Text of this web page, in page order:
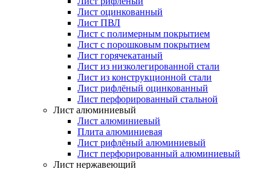
Лист оцинкованный
Лист ПВЛ
Лист с полимерным покрытием
Лист с порошковым покрытием
Лист горячекатаный
Лист из низколегированной стали
Лист из конструкционной стали
Лист рифлёный оцинкованный
Лист перфорированный стальной
Лист алюминиевый
Лист алюминиевый
Плита алюминиевая
Лист рифлёный алюминиевый
Лист перфорированный алюминиевый
Лист нержавеющий